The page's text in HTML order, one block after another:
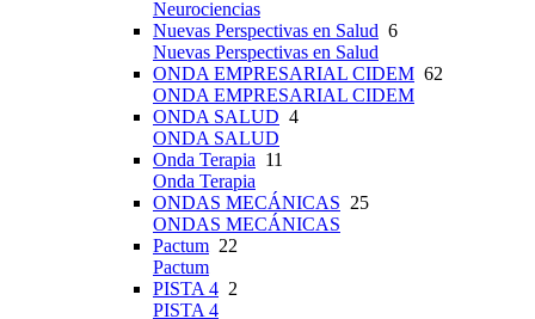
Neurociencias
Nuevas Perspectivas en Salud 6
Nuevas Perspectivas en Salud
ONDA EMPRESARIAL CIDEM 62
ONDA EMPRESARIAL CIDEM
ONDA SALUD 4
ONDA SALUD
Onda Terapia 11
Onda Terapia
ONDAS MECÁNICAS 25
ONDAS MECÁNICAS
Pactum 22
Pactum
PISTA 4 2
PISTA 4